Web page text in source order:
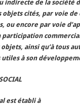
de la société
objets cités, par voie
ou encore par voie
ainsi qu’à tous
à son
est établi à